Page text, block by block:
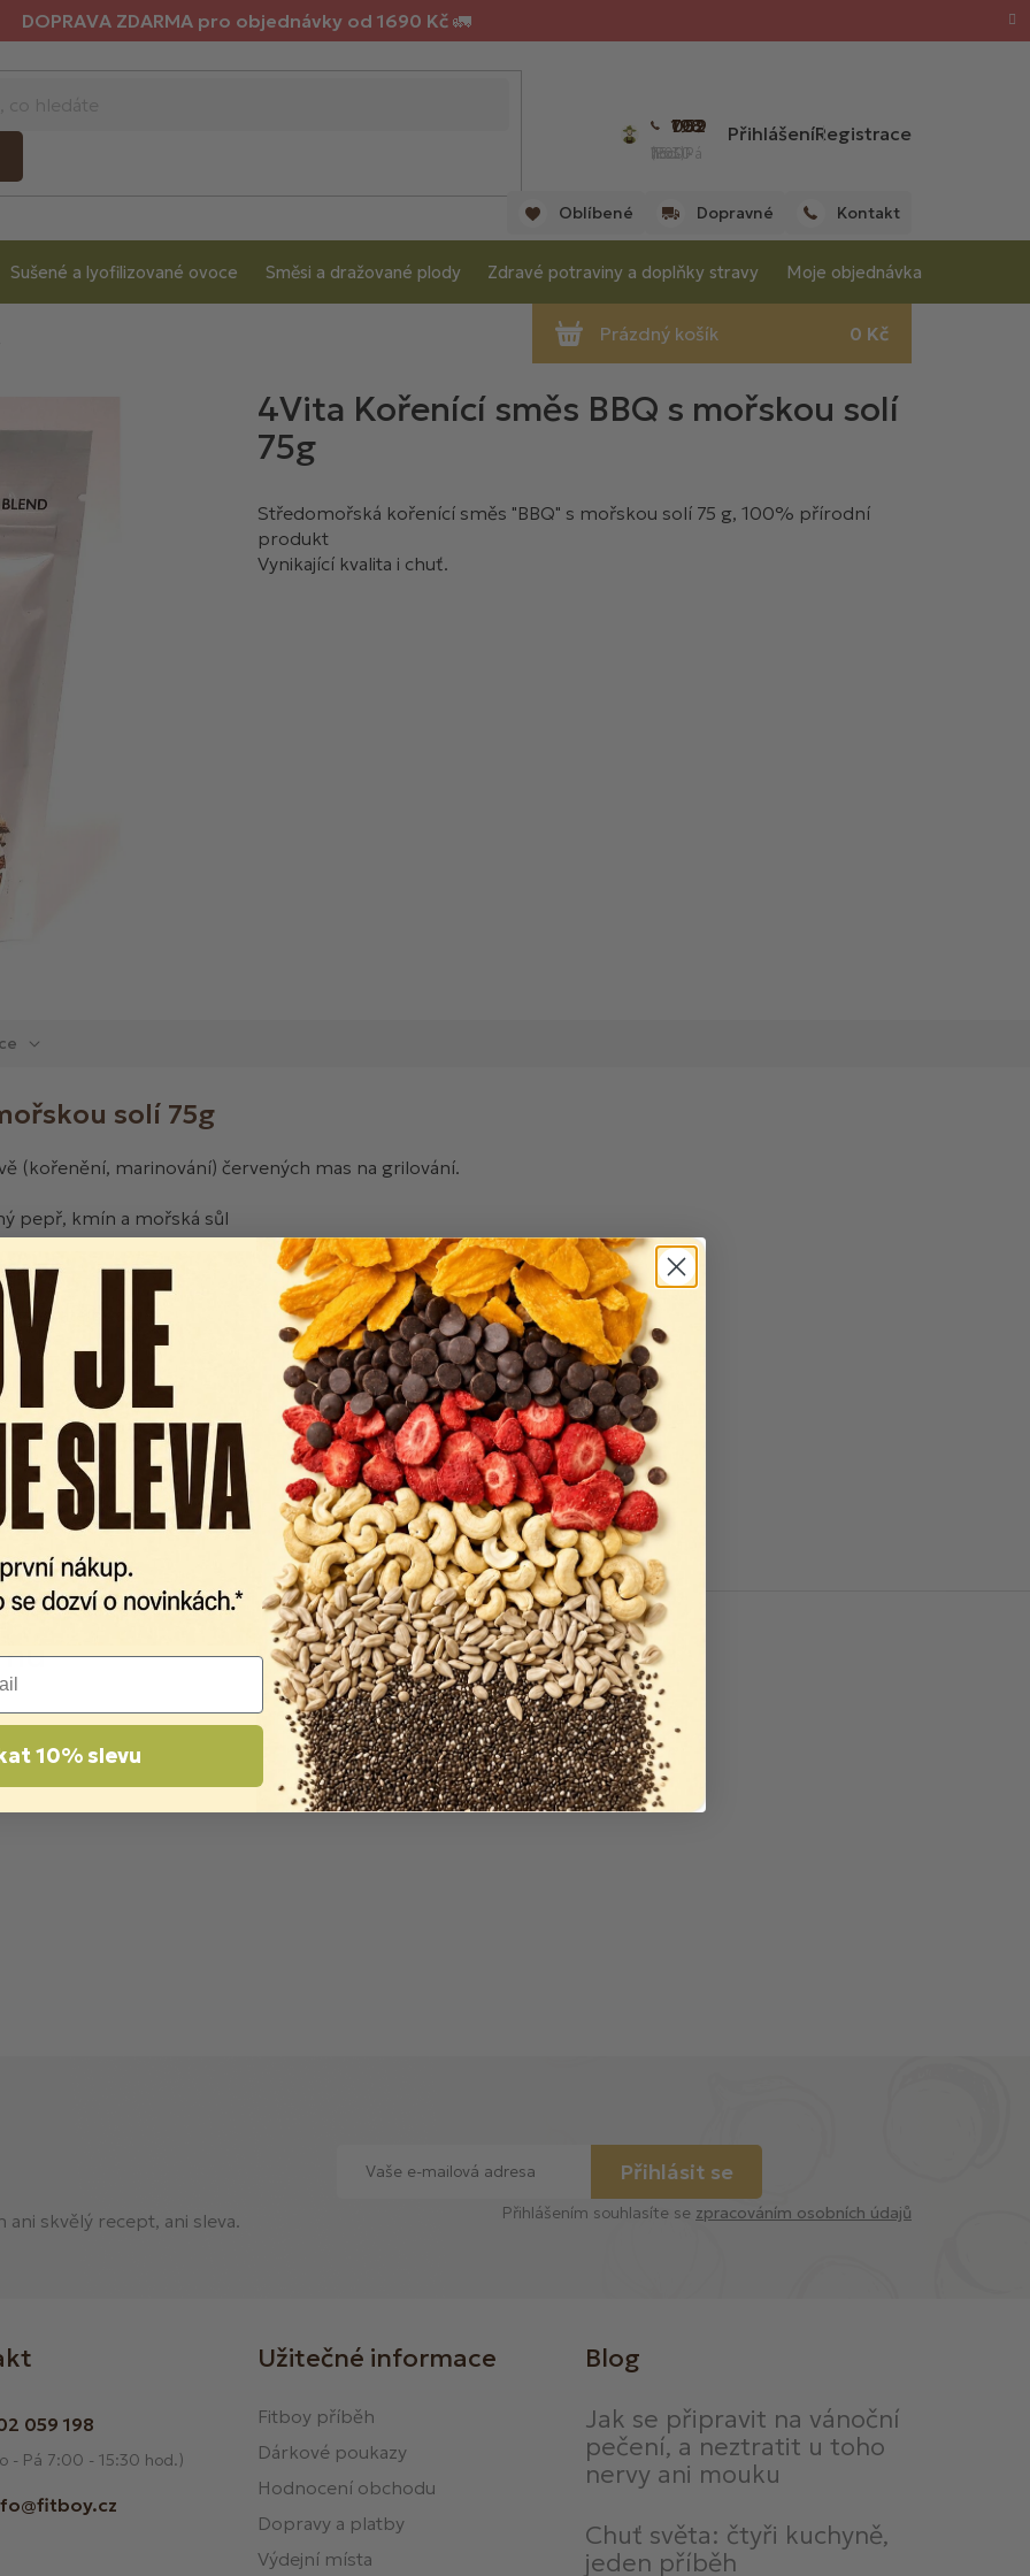
DOPRAVA ZDARMA pro objednávky od 1690 Kč 🚛
702 059 198
(Po - Pá 7:00 - 15:30 hod.)
PřihlášeníRegistrace
Oblíbené Dopravné Kontakt
Sušené a lyofilizované ovoce Směsi a dražované plody Zdravé potraviny a doplňky stravy Moje objednávka
4Vita Kořenící směs BBQ s mořskou solí
75g
Středomořská kořenící směs "BBQ" s mořskou solí 75 g, 100% přírodní
produkt
Vynikající kvalita i chuť.
solí 75g
(kořenění, marinování) červených mas na grilování.
pepř, kmín a mořská sůl
sáček
ani skvělý recept, ani sleva.
Přihlásit se
Přihlášením souhlasíte se zpracováním osobních údajů
059 198
- Pá 7:00 - 15:30 hod.)
Užitečné informace
Fitboy příběh
Dárkové poukazy
Hodnocení obchodu
Dopravy a platby
Výdejní místa
Blog
Jak se připravit na vánoční
pečení, a neztratit u toho
nervy ani mouku
Chuť světa: čtyři kuchyně,
jeden příběh
10% slevu